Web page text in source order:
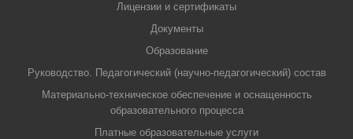
Лицензии и сертификаты
Документы
Образование
Руководство. Педагогический (научно-педагогический) состав
Материально-техническое обеспечение и оснащенность
образовательного процесса
Платные образовательные услуги